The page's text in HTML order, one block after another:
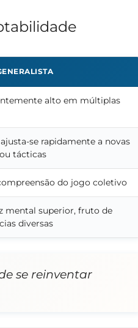
alto em múltiplas
ajusta-se rapidamente a novas
tácticas
do jogo coletivo
mental superior, fruto de
diversas
se reinventar